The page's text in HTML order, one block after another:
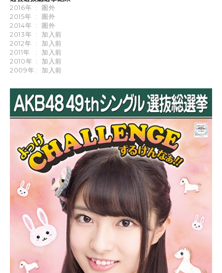
2016年 :
圏外
2015年
:
圏外
2014年 :
圏外
2013年 :
加入前
2012年
:
加入前
2011年
:
加入前
2010年 :
加入前
2009年 : 加入前